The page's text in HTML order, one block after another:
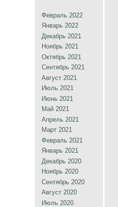
Февраль 2022
Январь 2022
Декабрь 2021
Ноябрь 2021
Октябрь 2021
Сентябрь 2021
Август 2021
Июль 2021
Июнь 2021
Май 2021
Апрель 2021
Март 2021
Февраль 2021
Январь 2021
Декабрь 2020
Ноябрь 2020
Сентябрь 2020
Август 2020
Июль 2020